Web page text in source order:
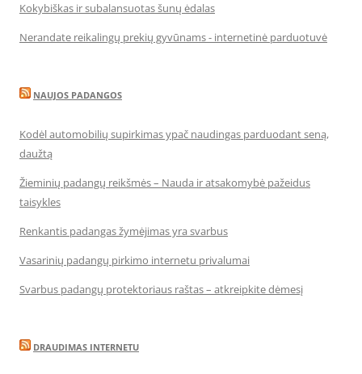
Kokybiškas ir subalansuotas šunų ėdalas
Nerandate reikalingų prekių gyvūnams - internetinė parduotuvė
NAUJOS PADANGOS
Kodėl automobilių supirkimas ypač naudingas parduodant seną,
daužtą
Žieminių padangų reikšmės – Nauda ir atsakomybė pažeidus
taisykles
Renkantis padangas žymėjimas yra svarbus
Vasarinių padangų pirkimo internetu privalumai
Svarbus padangų protektoriaus raštas – atkreipkite dėmesį
DRAUDIMAS INTERNETU